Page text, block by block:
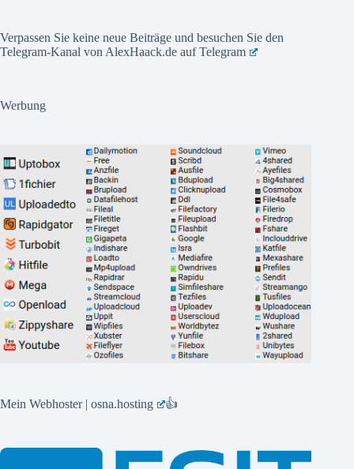
Verpassen Sie keine neue Beiträge und besuchen Sie den
Telegram-Kanal von AlexHaack.de aufTelegram
Werbung
Mein Webhoster | osna.hosting 👍